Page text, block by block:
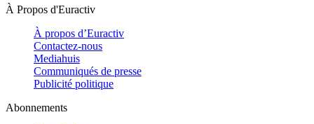
À Propos d'Euractiv
À propos d’Euractiv
Contactez-nous
Mediahuis
Communiqués de presse
Publicité politique
Abonnements